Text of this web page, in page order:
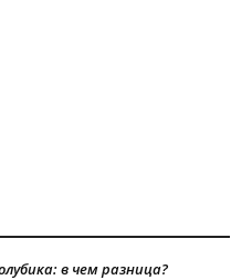
в чем разница?